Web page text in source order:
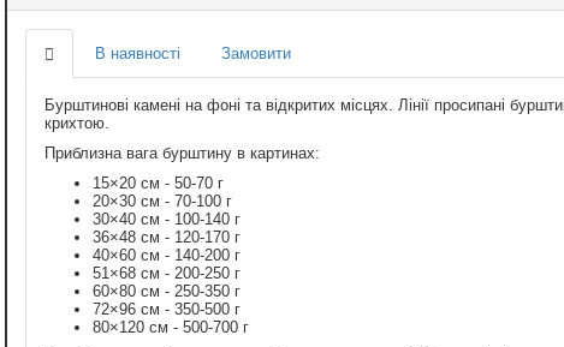
В наявності Замовити
Бурштинові камені на фоні та відкритих місцях. Лінії просипані
крихтою.
Приблизна вага бурштину в картинах:
15×20 см - 50-70 г
20×30 см - 70-100 г
30×40 см - 100-140 г
36×48 см - 120-170 г
40×60 см - 140-200 г
51×68 см - 200-250 г
60×80 см - 250-350 г
72×96 см - 350-500 г
80×120 см - 500-700 г